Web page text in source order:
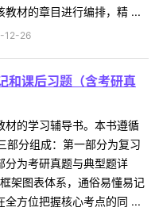
教材的章目进行编排，精 ...
12-26
和课后习题（含考研真
材的学习辅导书。本书遵循
部分组成：第一部分为复习
分为考研真题与典型题详
架图表体系，通俗易懂易记
全方位把握核心考点的同 ...